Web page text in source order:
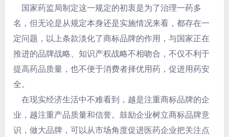
国家药监局制定这一规定的初衷是为了治理一药多
名，但无论是从规定本身还是实施情况来看，都存在一
定问题，以上条款淡化了商标品牌的作用，与国家正在
推进的品牌战略、知识产权战略不相吻合，不仅不利于
提高药品质量，也不便于消费者择优用药，促进用药安
全。
在现实经济生活中不难看到，越是注重商标品牌的企
业，越注重产品质量和信誉。鼓励企业树立商标品牌意
识，做大品牌，可以从市场角度促进医药企业把关注点